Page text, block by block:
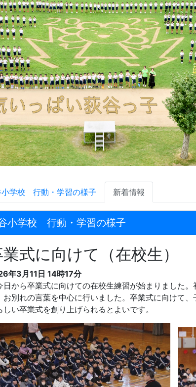
小学校 行動・学習の様子 新着情報
小学校 行動・学習の様子
式に向けて（在校生）
年3月11日 14時17分
から卒業式に向けての在校生練習が始まりました。
お別れの言葉を中心に行いました。卒業式に向けて
しい卒業式を創り上げられるとよいです。